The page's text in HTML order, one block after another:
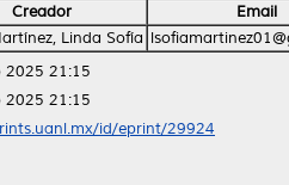
Creador
Email
Linda Sofía
21:15
21:15
id/eprint/29924